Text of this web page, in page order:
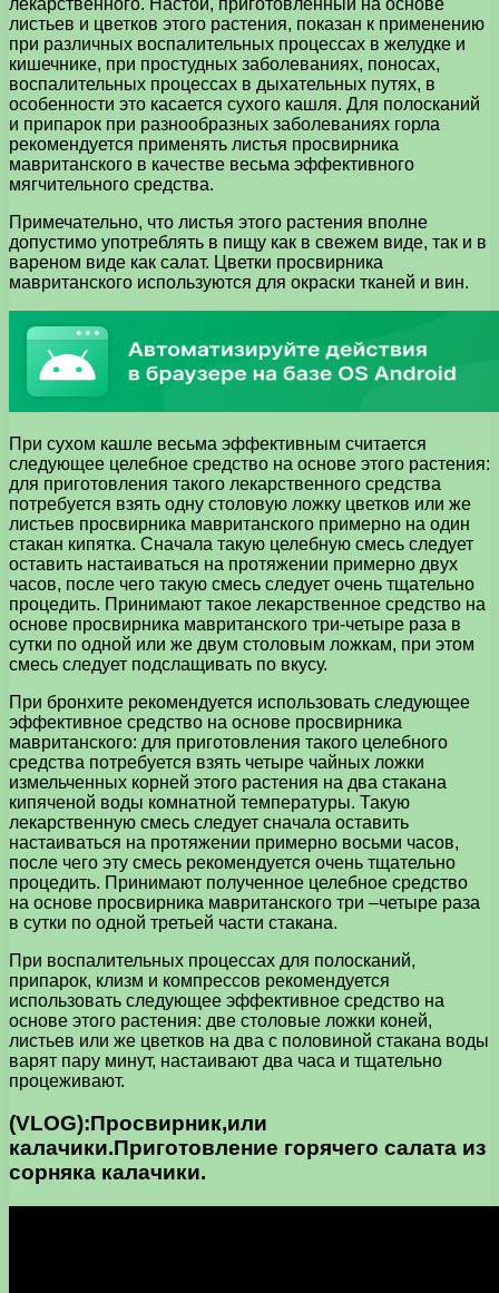
листьев и цветков этого растения, показан к применению
при различных воспалительных процессах в желудке и
кишечнике, при простудных заболеваниях, поносах,
воспалительных процессах в дыхательных путях, в
особенности это касается сухого кашля. Для полосканий
и припарок при разнообразных заболеваниях горла
рекомендуется применять листья просвирника
мавританского в качестве весьма эффективного
мягчительного средства.
Примечательно, что листья этого растения вполне
допустимо употреблять в пищу как в свежем виде, так и в
вареном виде как салат. Цветки просвирника
мавританского используются для окраски тканей и вин.
При сухом кашле весьма эффективным считается
следующее целебное средство на основе этого растения:
для приготовления такого лекарственного средства
потребуется взять одну столовую ложку цветков или же
листьев просвирника мавританского примерно на один
стакан кипятка. Сначала такую целебную смесь следует
оставить настаиваться на протяжении примерно двух
часов, после чего такую смесь следует очень тщательно
процедить. Принимают такое лекарственное средство на
основе просвирника мавританского три-четыре раза в
сутки по одной или же двум столовым ложкам, при этом
смесь следует подслащивать по вкусу.
При бронхите рекомендуется использовать следующее
эффективное средство на основе просвирника
мавританского: для приготовления такого целебного
средства потребуется взять четыре чайных ложки
измельченных корней этого растения на два стакана
кипяченой воды комнатной температуры. Такую
лекарственную смесь следует сначала оставить
настаиваться на протяжении примерно восьми часов,
после чего эту смесь рекомендуется очень тщательно
процедить. Принимают полученное целебное средство
на основе просвирника мавританского три –четыре раза
в сутки по одной третьей части стакана.
При воспалительных процессах для полосканий,
припарок, клизм и компрессов рекомендуется
использовать следующее эффективное средство на
основе этого растения: две столовые ложки коней,
листьев или же цветков на два с половиной стакана воды
варят пару минут, настаивают два часа и тщательно
процеживают.
(VLOG):Просвирник,или
калачики.Приготовление горячего салата из
сорняка калачики.